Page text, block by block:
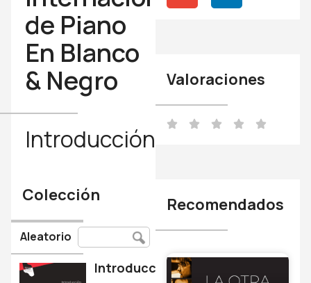
de Piano
En Blanco
& Negro
Introducción
Colección
Aleatorio
Introducción
Valoraciones
Recomendados